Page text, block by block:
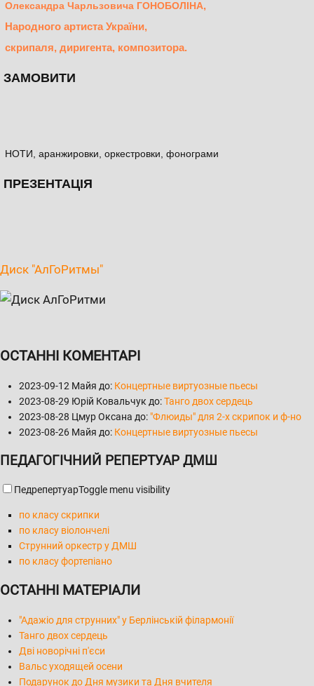
Олександра Чарльзовича ГОНОБОЛІНА,
Народного артиста України,
скрипаля, диригента, композитора.
ЗАМОВИТИ
НОТИ, аранжировки, оркестровки, фонограми
ПРЕЗЕНТАЦІЯ
Диск "АлГоРитмы"
ОСТАННІ КОМЕНТАРІ
2023-09-12 Майя до: Концертные виртуозные пьесы
2023-08-29 Юрій Ковальчук до:Танго двох сердець
2023-08-28 Цмур Оксана до: "Флюиды" для 2-х скрипок и ф-но
2023-08-26 Майя до: Концертные виртуозные пьесы
ПЕДАГОГІЧНИЙ РЕПЕРТУАР ДМШ
ПедрепертуарToggle menu visibility
по класу скрипки
по класу віолончелі
Струнний оркестр у ДМШ
по класу фортепіано
ОСТАННІ МАТЕРІАЛИ
"Адажіо для струнних" у Берлінській філармонії
Танго двох сердець
Дві новорічні п'єси
Вальс уходящей осени
Подарунок до Дня музики та Дня вчителя